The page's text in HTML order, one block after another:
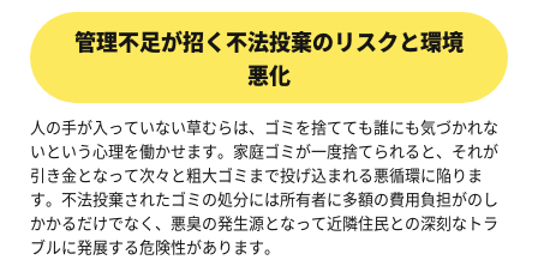
管理不足が招く不法投棄のリスクと環境
悪化
人の手が入っていない草むらは、ゴミを捨てても誰にも気づかれな
いという心理を働かせます。家庭ゴミが一度捨てられると、それが
引き金となって次々と粗大ゴミまで投げ込まれる悪循環に陥りま
す。不法投棄されたゴミの処分には所有者に多額の費用負担がのし
かかるだけでなく、悪臭の発生源となって近隣住民との深刻なトラ
ブルに発展する危険性があります。